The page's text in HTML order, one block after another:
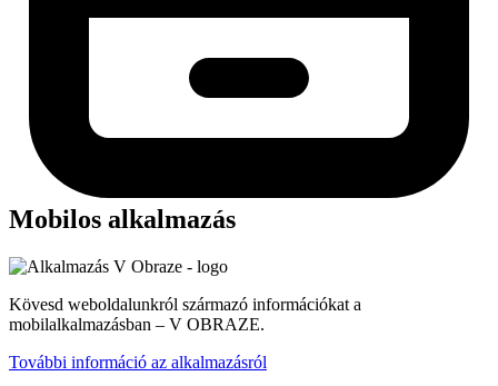
Mobilos alkalmazás
Kövesd weboldalunkról származó információkat a
mobilalkalmazásban – V OBRAZE.
További információ az alkalmazásról